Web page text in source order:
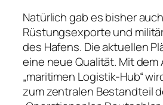
Natürlich gab es bisher
Rüstungsexporte und
des Hafens. Die aktuellen
eine neue Qualität. Mit dem
„maritimen Logistik-Hub“
zum zentralen Bestandteil